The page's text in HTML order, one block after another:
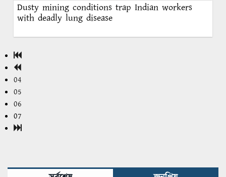
Dusty mining conditions trap Indian workers
with deadly lung disease
04
05
06
07